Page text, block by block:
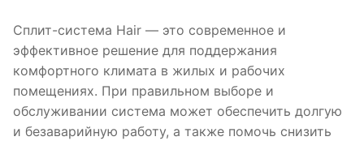
Сплит-система Hair — это современное и
эффективное решение для поддержания
комфортного климата в жилых и рабочих
помещениях. При правильном выборе и
обслуживании система может обеспечить долгую
и безаварийную работу, а также помочь снизить